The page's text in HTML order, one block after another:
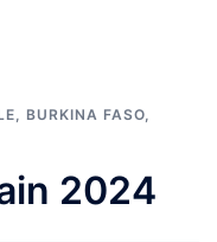
, BURKINA FASO,
2024